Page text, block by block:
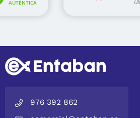
976 392 862